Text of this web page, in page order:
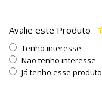
Avalie este Produto
Tenho interesse
Não tenho interesse
Já tenho esse produto